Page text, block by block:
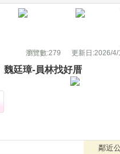
瀏覽數:279 更新日:2026/4/
魏廷璋-員林找好厝
鄰近